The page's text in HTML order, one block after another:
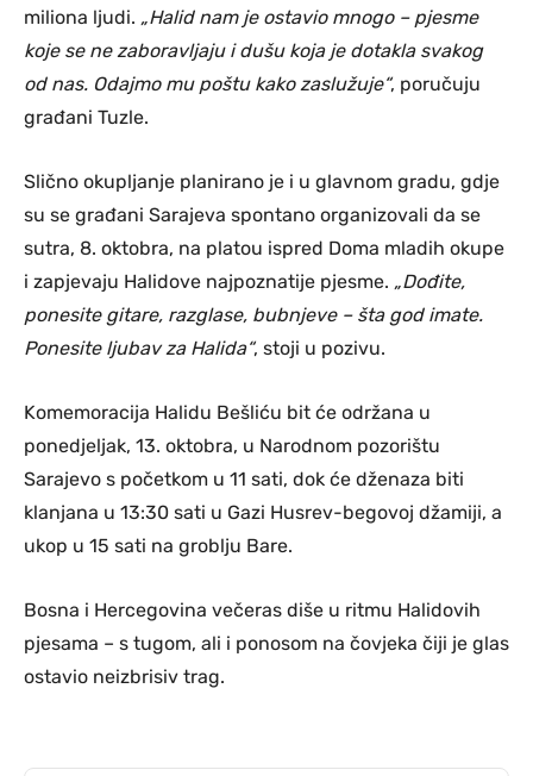
miliona ljudi. „Halid nam je ostavio mnogo – pjesme
koje se ne zaboravljaju i dušu koja je dotakla svakog
od nas. Odajmo mu poštu kako zaslužuje“, poručuju
građani Tuzle.
Slično okupljanje planirano je i u glavnom gradu, gdje
su se građani Sarajeva spontano organizovali da se
sutra, 8. oktobra, na platou ispred Doma mladih okupe
i zapjevaju Halidove najpoznatije pjesme. „Dođite,
ponesite gitare, razglase, bubnjeve – šta god imate.
Ponesite ljubav za Halida“, stoji u pozivu.
Komemoracija Halidu Bešliću bit će održana u
ponedjeljak, 13. oktobra, u Narodnom pozorištu
Sarajevo s početkom u 11 sati, dok će dženaza biti
klanjana u 13:30 sati u Gazi Husrev-begovoj džamiji, a
ukop u 15 sati na groblju Bare.
Bosna i Hercegovina večeras diše u ritmu Halidovih
pjesama – s tugom, ali i ponosom na čovjeka čiji je glas
ostavio neizbrisiv trag.